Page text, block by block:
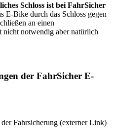
Schloss ist bei FahrSicher
E-Bike durch das Schloss gegen
an einen
nicht notwendig aber natürlich
der FahrSicher E-
Fahrsicherung (externer Link)